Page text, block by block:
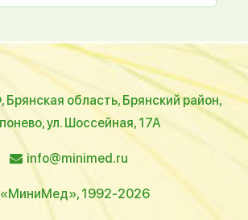
Брянская область, Брянский район,
ул. Шоссейная, 17А
info@minimed.ru
1992-2026